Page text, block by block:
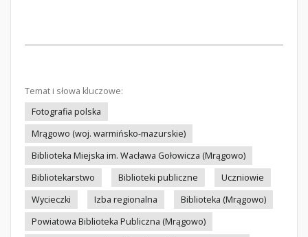
Temat i słowa kluczowe:
Fotografia polska
Mrągowo (woj. warmińsko-mazurskie)
Biblioteka Miejska im. Wacława Gołowicza (Mrągowo)
Bibliotekarstwo
Biblioteki publiczne
Uczniowie
Wycieczki
Izba regionalna
Biblioteka (Mrągowo)
Powiatowa Biblioteka Publiczna (Mrągowo)